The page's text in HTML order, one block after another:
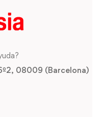
08009 (Barcelona)